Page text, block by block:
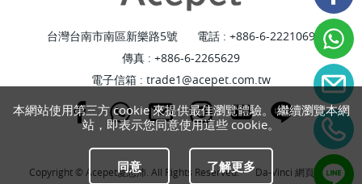
台灣台南市南區新樂路5號 電話 : +886-6-2221069
傳真 : +886-6-2265629
電子信箱 : trade1@acepet.com.tw
Copyright © Acepet愛思沛. All Rights Reserved. Da-Vinci 網頁設計
本網站使用第三方 cookie 來提供最佳瀏覽體驗。 繼續瀏覽本網
站，即表示您同意使用這些 cookie。
同意 了解更多